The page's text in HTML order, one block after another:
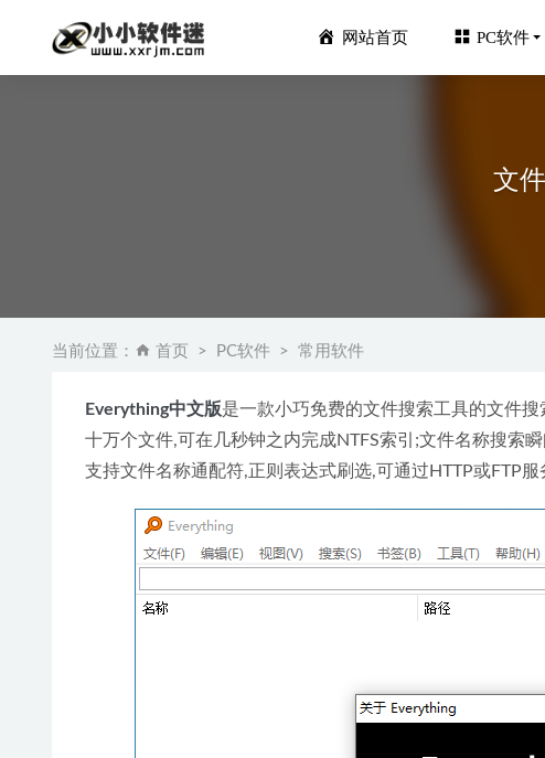
网站首页 PC软件
文
当前位置： 首页 PC软件 常用软件
Everything中文版是一款小巧免费的文件搜索工具的文件
十万个文件,可在几秒钟之内完成NTFS索引;文件名称搜索
支持文件名称通配符,正则表达式刷选,可通过HTTP或FTP服
微软常用一键运
HitPaw Photo